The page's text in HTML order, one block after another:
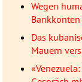
Wegen
Das
Mauern